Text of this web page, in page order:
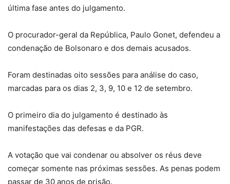
última fase antes do julgamento.
O procurador-geral da República, Paulo Gonet, defendeu a
condenação de Bolsonaro e dos demais acusados.
Foram destinadas oito sessões para análise do caso,
marcadas para os dias 2, 3, 9, 10 e 12 de setembro.
O primeiro dia do julgamento é destinado às
manifestações das defesas e da PGR.
A votação que vai condenar ou absolver os réus deve
começar somente nas próximas sessões. As penas podem
passar de 30 anos de prisão.